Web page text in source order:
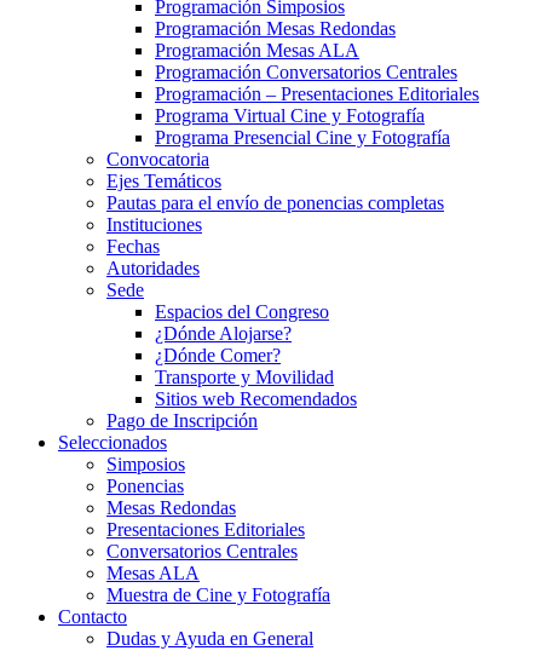
Programación Simposios
Programación Mesas Redondas
Programación Mesas ALA
Programación Conversatorios Centrales
Programación – Presentaciones Editoriales
Programa Virtual Cine y Fotografía
Programa Presencial Cine y Fotografía
Convocatoria
Ejes Temáticos
Pautas para el envío de ponencias completas
Instituciones
Fechas
Autoridades
Sede
Espacios del Congreso
¿Dónde Alojarse?
¿Dónde Comer?
Transporte y Movilidad
Sitios web Recomendados
Pago de Inscripción
Seleccionados
Simposios
Ponencias
Mesas Redondas
Presentaciones Editoriales
Conversatorios Centrales
Mesas ALA
Muestra de Cine y Fotografía
Contacto
Dudas y Ayuda en General